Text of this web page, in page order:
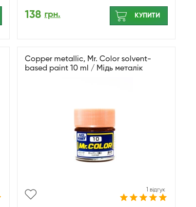
138 грн. КУПИТИ
Copper metallic, Mr. Color solvent-
based paint 10 ml / Мідь металік
1 відгук